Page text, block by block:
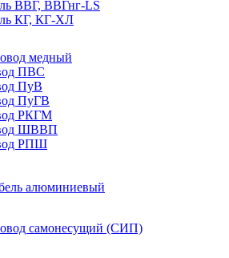
ВВГ, ВВГнг-LS
КГ, КГ-ХЛ
медный
ПВС
ПуВ
ПуГВ
РКГМ
ШВВП
РПШ
алюминиевый
самонесущий (СИП)